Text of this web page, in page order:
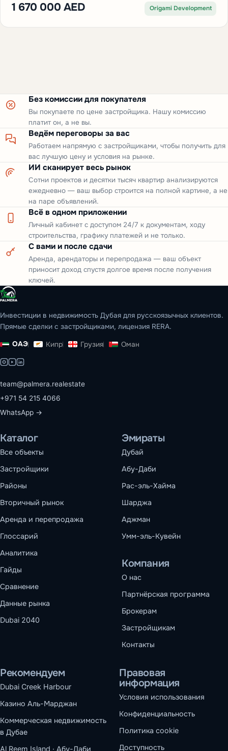
1 670 000 AED Origami Development
Без комиссии для покупателя
Вы покупаете по цене застройщика. Нашу комиссию
платит он, а не вы.
Ведём переговоры за вас
Работаем напрямую с застройщиками, чтобы получить для
вас лучшую цену и условия на рынке.
ИИ сканирует весь рынок
Сотни проектов и десятки тысяч квартир анализируются
ежедневно — ваш выбор строится на полной картине, а не
на паре объявлений.
Всё в одном приложении
Личный кабинет с доступом 24/7 к документам, ходу
строительства, графику платежей и не только.
С вами и после сдачи
Аренда, арендаторы и перепродажа — ваш объект
приносит доход спустя долгое время после получения
ключей.
Инвестиции в недвижимость Дубая для русскоязычных клиентов.
Прямые сделки с застройщиками, лицензия RERA.
ОАЭ Кипр Грузия Оман
team@palmera.realestate
+971 54 215 4066
WhatsApp →
Каталог
Все объекты
Застройщики
Районы
Вторичный рынок
Аренда и перепродажа
Глоссарий
Аналитика
Гайды
Сравнение
Данные рынка
Dubai 2040
Эмираты
Дубай
Абу-Даби
Рас-эль-Хайма
Шарджа
Аджман
Умм-эль-Кувейн
Компания
О нас
Партнёрская программа
Брокерам
Застройщикам
Контакты
Рекомендуем
Dubai Creek Harbour
Казино Аль-Марджан
Коммерческая недвижимость
в Дубае
Al Reem Island · Абу-Даби
Правовая
информация
Условия использования
Конфиденциальность
Политика cookie
Доступность